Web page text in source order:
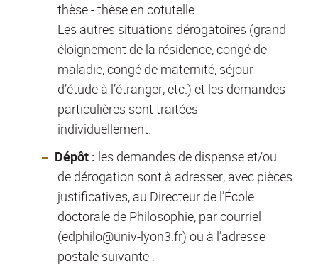
thèse - thèse en cotutelle.
Les autres situations dérogatoires (grand
éloignement de la résidence, congé de
maladie, congé de maternité, séjour
d’étude à l’étranger, etc.) et les demandes
particulières sont traitées
individuellement.
Dépôt : les demandes de dispense et/ou
de dérogation sont à adresser, avec pièces
justificatives, au Directeur de l’École
doctorale de Philosophie, par courriel
(edphilo@univ-lyon3.fr) ou à l’adresse
postale suivante :